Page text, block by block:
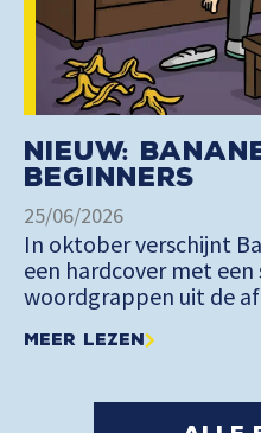
Nieuw:
Beginners
25/06/2026
In oktober verschijnt
een hardcover met
woordgrappen uit de
Meer lezen